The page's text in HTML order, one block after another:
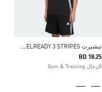
ت
يشيرت WORKOUT ESSENTIALS FEELREADY 3 STRIPES
BD 18.25
الرجال Gym & Training